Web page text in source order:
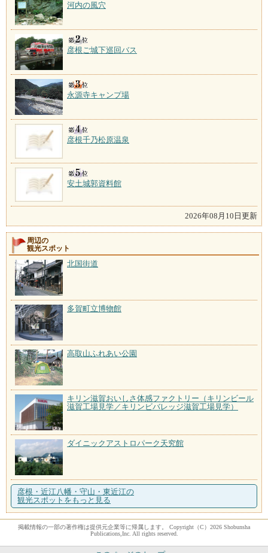
河内の風穴
彦根ご城下巡回バス
永源寺キャンプ場
彦根千乃松原温泉
安土城郭資料館
2026年08月10日更新
周辺の
観光スポット
北国街道
多賀町立博物館
高取山ふれあい公園
キリン滋賀おいしさ体感ファクトリー（キリンビール
滋賀工場見学／キリンビバレッジ滋賀工場見学）
ダイニックアストロパーク天究館
彦根・近江八幡・守山・東近江の
観光スポットをもっと見る
掲載情報の一部の著作権は提供元企業等に帰属します。 Copyright（C）2026 Shobunsha
Publications,Inc. All rights reserved.